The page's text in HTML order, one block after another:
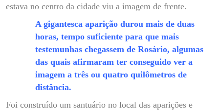
estava no centro da cidade viu a imagem de frente.
A gigantesca aparição durou mais de duas
horas, tempo suficiente para que mais
testemunhas chegassem de Rosário, algumas
das quais afirmaram ter conseguido ver a
imagem a três ou quatro quilômetros de
distância.
Foi construído um santuário no local das aparições e